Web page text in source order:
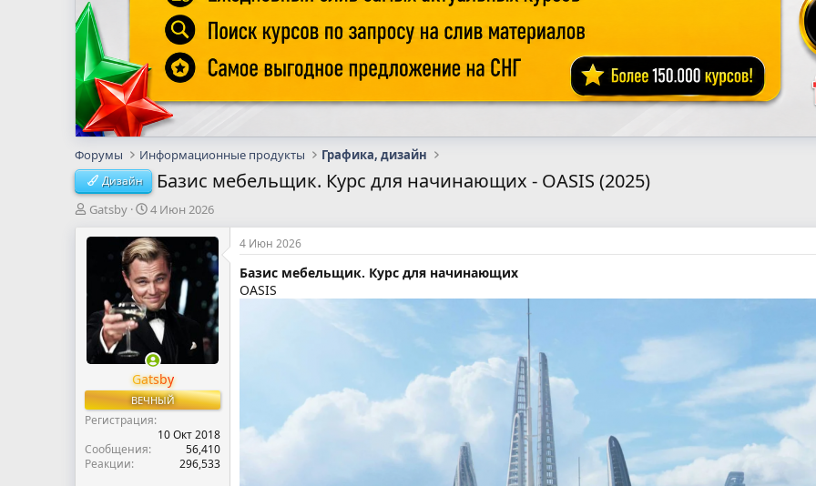
Форумы Информационные продукты Графика, дизайн
Дизайн Базис мебельщик. Курс для начинающих - OASIS (2025)
А
т
м
ы
Gatsby
Д
т
а
н
а
ч
а
л
а
4 Июн 2026
Gatsby
ВЕЧНЫЙ
Регистрация
10 Окт 2018
Сообщения
56,410
Реакции
296,533
4 Июн 2026
Базис мебельщик. Курс для начинающих
OASIS